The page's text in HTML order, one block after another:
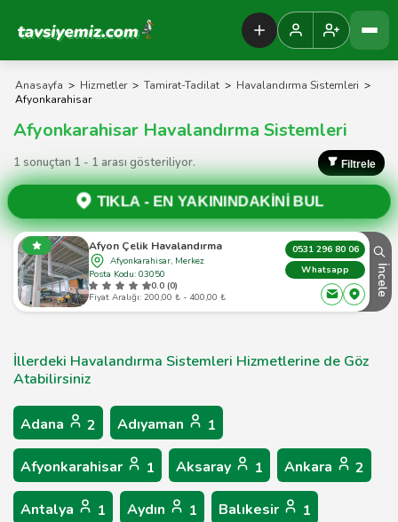
Tavsiyemiz Anasayfa
Anasayfa > Hizmetler > Tamirat-Tadilat > Havalandırma Sistemleri >
Afyonkarahisar
Afyonkarahisar Havalandırma Sistemleri
1 sonuçtan 1 - 1 arası gösteriliyor. Filtrele
TIKLA - EN YAKININDAKİNİ BUL
Afyon Çelik Havalandırma
Afyonkarahisar, Merkez
Posta Kodu: 03050
0.0 (0)
Fiyat Aralığı: 200,00 ₺ - 400,00 ₺
0531 296 80 06
Whatsapp
İncele
İllerdeki Havalandırma Sistemleri Hizmetlerine de Göz
Atabilirsiniz
Adana 2 Adıyaman 1
Afyonkarahisar 1 Aksaray 1 Ankara 2
Antalya 1 Aydın 1 Balıkesir 1